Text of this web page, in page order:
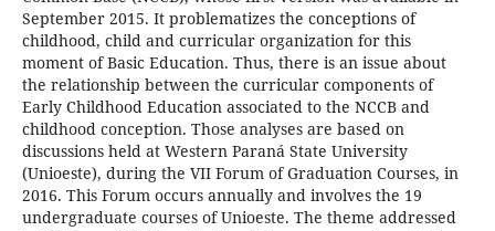
September 2015. It problematizes the conceptions of
childhood, child and curricular organization for this
moment of Basic Education. Thus, there is an issue about
the relationship between the curricular components of
Early Childhood Education associated to the NCCB and
childhood conception. Those analyses are based on
discussions held at Western Paraná State University
(Unioeste), during the VII Forum of Graduation Courses, in
2016. This Forum occurs annually and involves the 19
undergraduate courses of Unioeste. The theme addressed